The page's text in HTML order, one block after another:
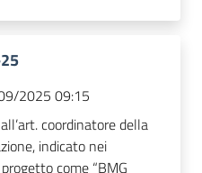
2025 09:15
coordinatore della
indicato nei
come “BMG